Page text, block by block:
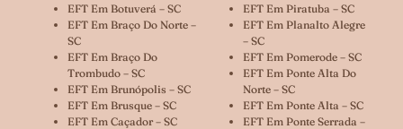
EFT Em Botuverá – SC
EFT Em Braço Do Norte –
SC
EFT Em Braço Do
Trombudo – SC
EFT Em Brunópolis – SC
EFT Em Brusque – SC
EFT Em Caçador – SC
EFT Em Piratuba – SC
EFT Em Planalto Alegre
– SC
EFT Em Pomerode – SC
EFT Em Ponte Alta Do
Norte – SC
EFT Em Ponte Alta – SC
EFT Em Ponte Serrada –